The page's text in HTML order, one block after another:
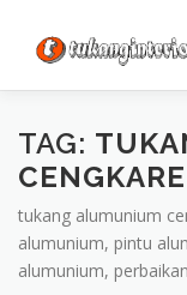
konten
TAG:
tukang alumunium
alumunium, pintu
alumunium,